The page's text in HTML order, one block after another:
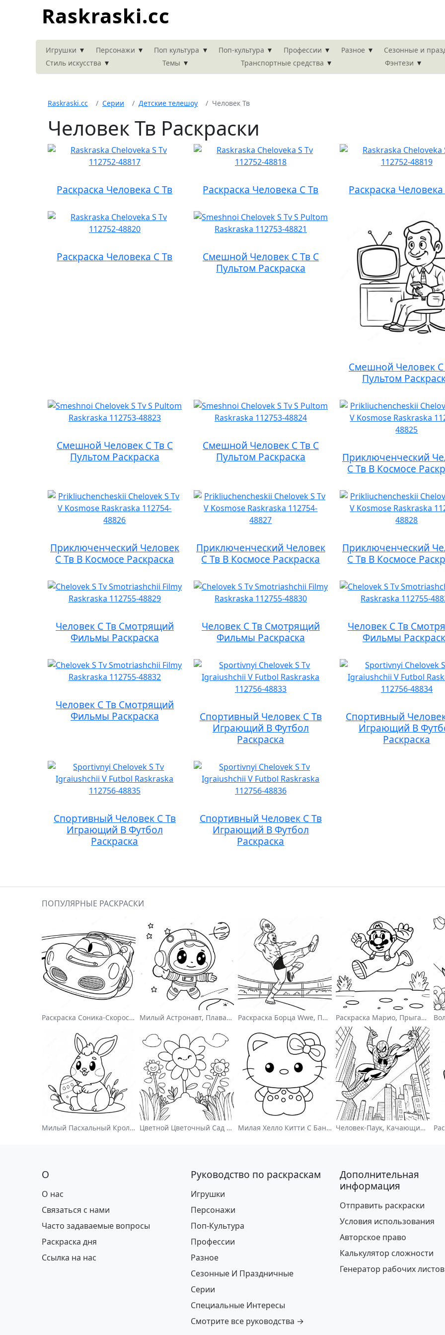
Raskraski.cc
Игрушки ▾ Персонажи ▾ Поп культура ▾ Поп-культура ▾ Профессии ▾ Разное ▾ Сезонные и
Стиль искусства ▾ Темы ▾ Транспортные средства ▾ Фэнтези ▾
Raskraski.cc Серии Детские телешоу Человек Тв
Человек Тв Раскраски
Раскраска Человека С Тв Раскраска Человека С Тв Раскраска
Раскраска Человека С Тв
Смешной Человек С Тв С
Пультом Раскраска
Смешной Человек С
Пультом
Смешной Человек С Тв С
Пультом Раскраска
Смешной Человек С Тв С
Пультом Раскраска
Приключенческий
С Тв В Космосе
Приключенческий Человек
С Тв В Космосе Раскраска
Приключенческий Человек
С Тв В Космосе Раскраска
Приключенческий
С Тв В Космосе
Человек С Тв Смотрящий
Фильмы Раскраска
Человек С Тв Смотрящий
Фильмы Раскраска
Человек С Тв
Фильмы
Человек С Тв Смотрящий
Фильмы Раскраска
Спортивный Человек С Тв
Играющий В Футбол
Раскраска
Спортивный
Играющий В
Раскраска
Спортивный Человек С Тв
Играющий В Футбол
Раскраска
Спортивный Человек С Тв
Играющий В Футбол
Раскраска
ПОПУЛЯРНЫЕ РАСКРАСКИ
Раскраска Соника-Скоростного Гонщика Милый Астронавт, Плавающий В Космосе На Раскраске Раскраска Борца Wwe, Прыгающего На Соперника Раскраска Марио, Прыгающего Через Гумбасов
Милый Пасхальный Кролик На Раскраске Цветной Цветочный Сад На Раскраске Милая Хелло Китти С Бантиком - Раскраска Человек-Паук, Качающийся По Городу - Раскраска
О
О нас
Связаться с нами
Часто задаваемые вопросы
Раскраска дня
Ссылка на нас
Руководство по раскраскам
Игрушки
Персонажи
Поп-Культура
Профессии
Разное
Сезонные И Праздничные
Серии
Специальные Интересы
Смотрите все руководства →
Дополнительная
информация
Отправить раскраски
Условия использования
Авторское право
Калькулятор сложности
Генератор рабочих листов